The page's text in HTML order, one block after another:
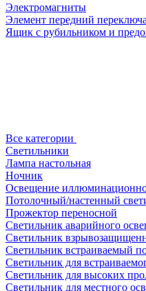
Электромагниты
Элемент передний
Ящик с рубильником и
Все категории
Светильники
Лампа настольная
Ночник
Освещение
Потолочный/настенный
Прожектор переносной
Светильник аварийного
Светильник
Светильник встраиваемый
Светильник для
Светильник для высоких
Светильник для местного